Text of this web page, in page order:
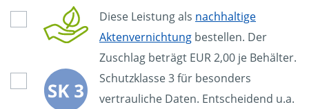
Diese Leistung als nachhaltige
Aktenvernichtung bestellen. Der
Zuschlag beträgt EUR 2,00 je Behälter.
Schutzklasse 3 für besonders
vertrauliche Daten. Entscheidend u.a.